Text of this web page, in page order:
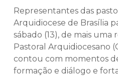
Representantes das
Arquidiocese de Brasília
sábado (13), de mais uma
Pastoral Arquidiocesano
contou com momentos
formação e diálogo e